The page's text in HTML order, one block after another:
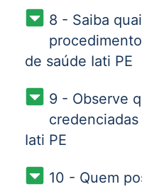
8 - Saiba
de saúde Iati PE
9 - Observe
Iati PE
10 - Quem